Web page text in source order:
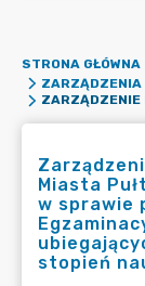
STRONA GŁÓWNA
ZARZĄDZENIA
Miasta
w sprawie
stopień